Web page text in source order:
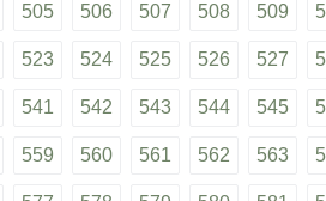
505 506 507 508 509
523 524 525 526 527
541 542 543 544 545
559 560 561 562 563